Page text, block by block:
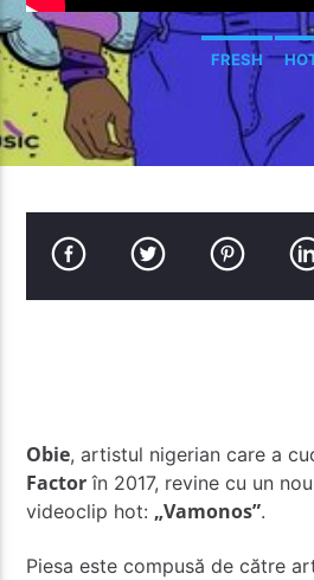
Radio Studentus
FRESH
Obie, artistul nigerian care a
Factor în 2017, revine cu un
videoclip hot: „Vamonos”.
Piesa este compusă de către